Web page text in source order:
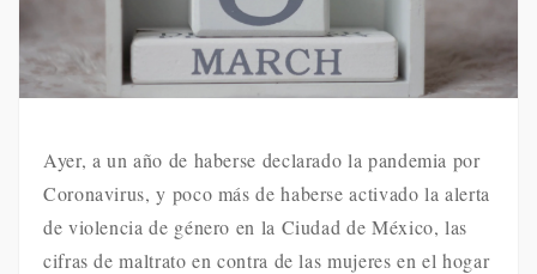
Ayer, a un año de haberse declarado la pandemia por
Coronavirus, y poco más de haberse activado la alerta
de violencia de género en la Ciudad de México, las
cifras de maltrato en contra de las mujeres en el hogar